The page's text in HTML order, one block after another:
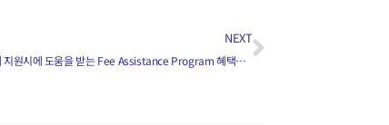
NEXT
[754] 의대 지원시에 도움을 받는 Fee Assistance Program 혜택을 받을 수 있는 조건은?